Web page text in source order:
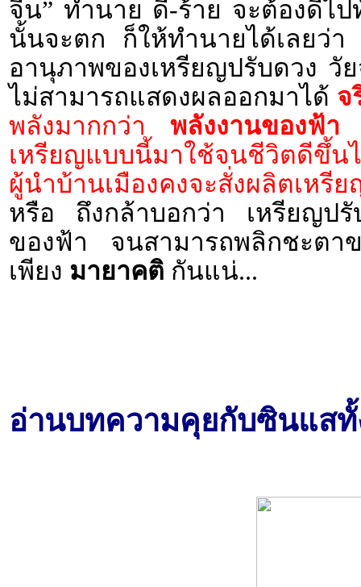
จีน” ทำนาย ดี-ร้าย จะต้องดีไ
นั้นจะตก ก็ให้ทำนายได้เลยว่
อานุภาพของเหรียญปรับดวง วั
ไม่สามารถแสดงผลออกมาได้ จ
พลังมากกว่าพลังงานของฟ้า
เหรียญแบบนี้มาใช้จนชีวิตดีขึ้น
ผู้นำบ้านเมืองคงจะสั่งผลิตเหรี
หรือ ถึงกล้าบอกว่า เหรียญปรั
ของฟ้า จนสามารถพลิกชะต
เพียง มายาคติ กันแน่...
อ่านบทความคุยกับซินแสทั้